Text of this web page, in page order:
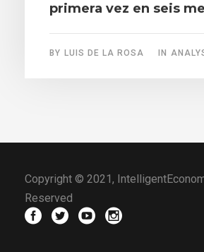
primera vez en seis
BY LUIS DE LA ROSA IN
Copyright © 2021,
Reserved